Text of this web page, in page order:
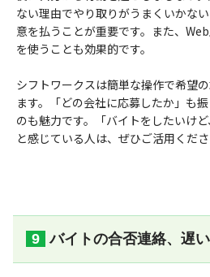
ない理由でやり取りがうまくいかな
意を払うことが重要です。また、
を使うことも効果的です。
シフトワークスは簡単な操作で希望
ます。「どの会社に応募したか」も
のも魅力です。「バイトをしたいけ
と感じている人は、ぜひご活用くださ
バイトの合否連絡、遅